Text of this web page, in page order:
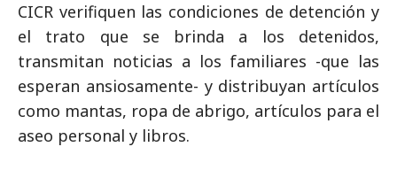
CICR verifiquen las condiciones de detención y
el trato que se brinda a los detenidos,
transmitan noticias a los familiares -que las
esperan ansiosamente- y distribuyan artículos
como mantas, ropa de abrigo, artículos para el
aseo personal y libros.